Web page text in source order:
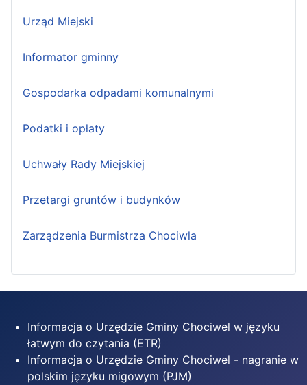
Urząd Miejski
Informator gminny
Gospodarka odpadami komunalnymi
Podatki i opłaty
Uchwały Rady Miejskiej
Przetargi gruntów i budynków
Zarządzenia Burmistrza Chociwla
Informacja o Urzędzie Gminy Chociwel w języku
łatwym do czytania (ETR)
Informacja o Urzędzie Gminy Chociwel - nagranie w
polskim języku migowym (PJM)